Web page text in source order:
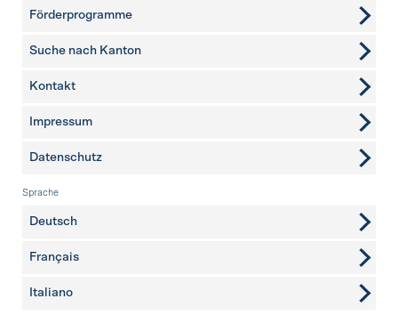
Förderprogramme
Suche nach Kanton
weitere Seiten
Kontakt
Impressum
Datenschutz
Sprache
Deutsch
Français
Italiano